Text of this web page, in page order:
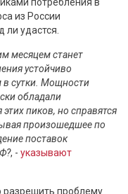
из России
удастся.
месяцем станет
устойчиво
сутки. Мощности
обладали
пиков, но справятся
произошедшее по
поставок
, - указывают
разрешить проблему